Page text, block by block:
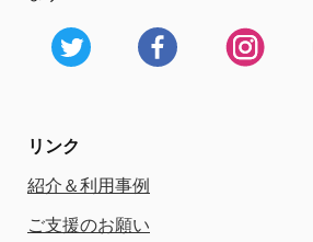
リンク
紹介＆利用事例
ご支援のお願い